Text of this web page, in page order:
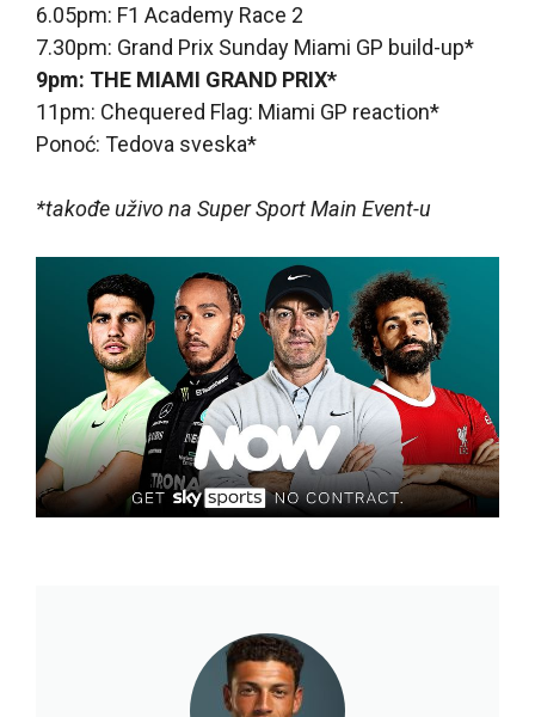
6.05pm: F1 Academy Race 2
7.30pm: Grand Prix Sunday Miami GP build-up*
9pm: THE MIAMI GRAND PRIX*
11pm: Chequered Flag: Miami GP reaction*
Ponoć: Tedova sveska*
*takođe uživo na Super Sport Main Event-u